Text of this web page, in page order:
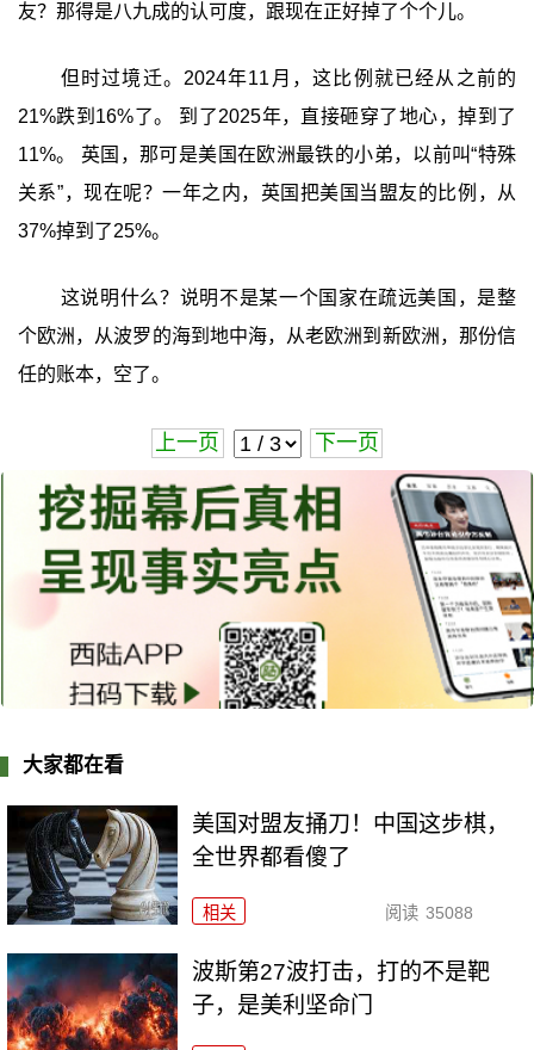
友？那得是八九成的认可度，跟现在正好掉了个个儿。
但时过境迁。2024年11月，这比例就已经从之前的
21%跌到16%了。 到了2025年，直接砸穿了地心，掉到了
11%。 英国，那可是美国在欧洲最铁的小弟，以前叫“特殊
关系”，现在呢？一年之内，英国把美国当盟友的比例，从
37%掉到了25%。
这说明什么？说明不是某一个国家在疏远美国，是整
个欧洲，从波罗的海到地中海，从老欧洲到新欧洲，那份信
任的账本，空了。
上一页 下一页
大家都在看
美国对盟友捅刀！中国这步棋，
全世界都看傻了
相关 阅读 35088
波斯第27波打击，打的不是靶
子，是美利坚命门